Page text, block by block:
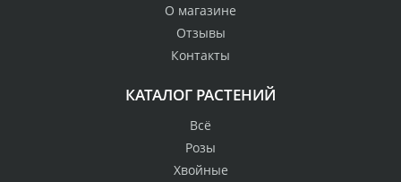
О магазине
Отзывы
Контакты
КАТАЛОГ РАСТЕНИЙ
Всё
Розы
Хвойные